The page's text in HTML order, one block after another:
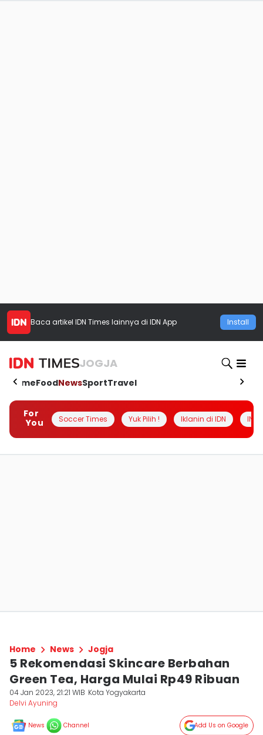
Baca artikel IDN Times lainnya di IDN App Install
JOGJA
HomeFoodNewsSportTravel
For
You
Soccer Times Yuk Pilih ! Iklanin di IDN
Home News Jogja
5 Rekomendasi Skincare Berbahan
Green Tea, Harga Mulai Rp49 Ribuan
04 Jan 2023, 21:21 WIB Kota Yogyakarta
Delvi Ayuning
News Channel Add Us on Google